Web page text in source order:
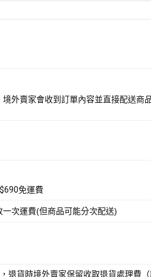
境外賣家會收到訂單內容並直接配送
免運費
次運費(但商品可能分次配送)
退貨時境外賣家保留收取退貨處理費